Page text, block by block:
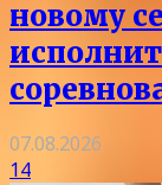
новому
07.08.2026
14